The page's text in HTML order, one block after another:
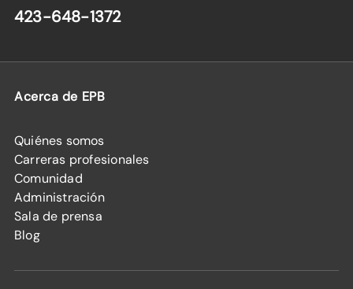
423-648-1372
Acerca de EPB
Quiénes somos
Carreras profesionales
Comunidad
Administración
Sala de prensa
Blog